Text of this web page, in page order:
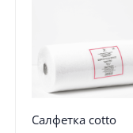
Салфетка cotto